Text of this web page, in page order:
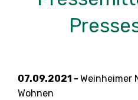
07.09.2021 - Weinheimer
Wohnen